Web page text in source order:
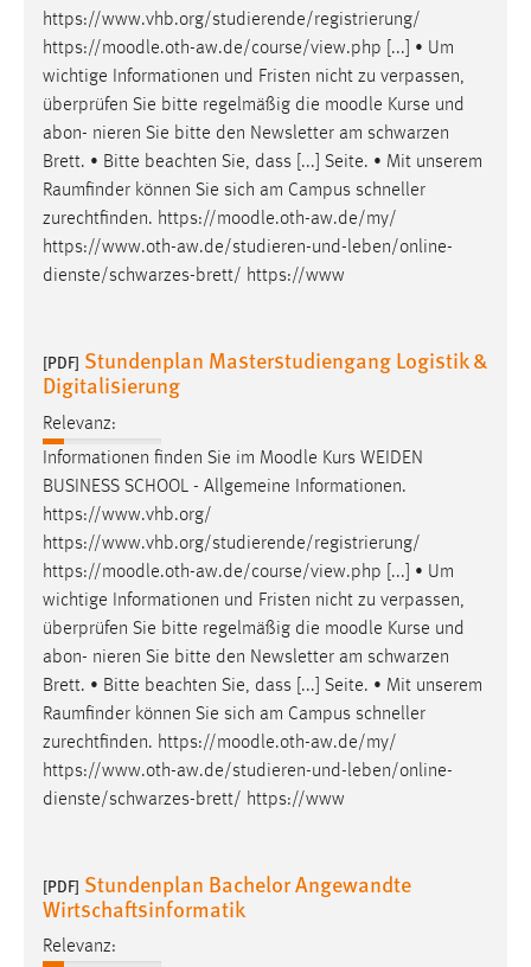
https://www.vhb.org/studierende/registrierung/
https://moodle.oth-aw.de/course/view.php [...] • Um
wichtige Informationen und Fristen nicht zu verpassen,
überprüfen Sie bitte regelmäßig die moodle Kurse und
abon- nieren Sie bitte den Newsletter am schwarzen
Brett. • Bitte beachten Sie, dass [...] Seite. • Mit unserem
Raumfinder können Sie sich am Campus schneller
zurechtfinden. https://moodle.oth-aw.de/my/
https://www.oth-aw.de/studieren-und-leben/online-
dienste/schwarzes-brett/ https://www
[PDF] Stundenplan Masterstudiengang Logistik &
Digitalisierung
Relevanz:
Informationen finden Sie im Moodle Kurs WEIDEN
BUSINESS SCHOOL - Allgemeine Informationen.
https://www.vhb.org/
https://www.vhb.org/studierende/registrierung/
https://moodle.oth-aw.de/course/view.php [...] • Um
wichtige Informationen und Fristen nicht zu verpassen,
überprüfen Sie bitte regelmäßig die moodle Kurse und
abon- nieren Sie bitte den Newsletter am schwarzen
Brett. • Bitte beachten Sie, dass [...] Seite. • Mit unserem
Raumfinder können Sie sich am Campus schneller
zurechtfinden. https://moodle.oth-aw.de/my/
https://www.oth-aw.de/studieren-und-leben/online-
dienste/schwarzes-brett/ https://www
[PDF] Stundenplan Bachelor Angewandte
Wirtschaftsinformatik
Relevanz: